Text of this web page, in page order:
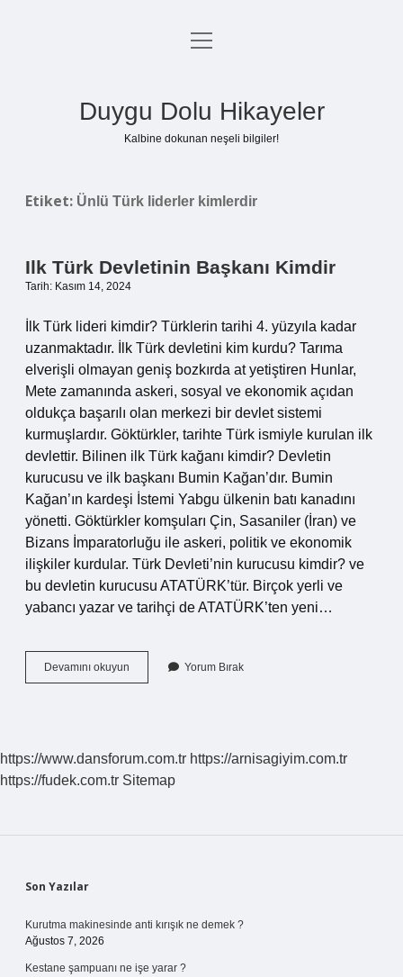
Anasayfa
menüyü
Duygu Dolu Hikayeler
Kalbine dokunan neşeli bilgiler!
Etiket: Ünlü Türk liderler kimlerdir
Ilk Türk Devletinin Başkanı Kimdir
Tarih: Kasım 14, 2024
İlk Türk lideri kimdir? Türklerin tarihi 4. yüzyıla kadar
uzanmaktadır. İlk Türk devletini kim kurdu? Tarıma
elverişli olmayan geniş bozkırda at yetiştiren Hunlar,
Mete zamanında askeri, sosyal ve ekonomik açıdan
oldukça başarılı olan merkezi bir devlet sistemi
kurmuşlardır. Göktürkler, tarihte Türk ismiyle kurulan ilk
devlettir. Bilinen ilk Türk kağanı kimdir? Devletin
kurucusu ve ilk başkanı Bumin Kağan’dır. Bumin
Kağan’ın kardeşi İstemi Yabgu ülkenin batı kanadını
yönetti. Göktürkler komşuları Çin, Sasaniler (İran) ve
Bizans İmparatorluğu ile askeri, politik ve ekonomik
ilişkiler kurdular. Türk Devleti’nin kurucusu kimdir? ve
bu devletin kurucusu ATATÜRK’tür. Birçok yerli ve
yabancı yazar ve tarihçi de ATATÜRK’ten yeni…
Devamını okuyun
Türk
Yorum Bırak
https://www.dansforum.com.tr https://arnisagiyim.com.tr
https://fudek.com.tr Sitemap
Sidebar
Son Yazılar
Kurutma makinesinde anti kırışık ne demek ?
Ağustos 7, 2026
Kestane şampuanı ne işe yarar ?